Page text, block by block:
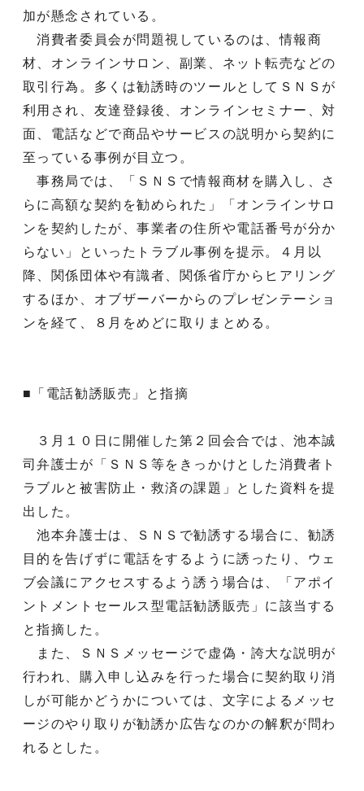
加が懸念されている。
消費者委員会が問題視しているのは、情報商
材、オンラインサロン、副業、ネット転売などの
取引行為。多くは勧誘時のツールとしてＳＮＳが
利用され、友達登録後、オンラインセミナー、対
面、電話などで商品やサービスの説明から契約に
至っている事例が目立つ。
事務局では、「ＳＮＳで情報商材を購入し、さ
らに高額な契約を勧められた」「オンラインサロ
ンを契約したが、事業者の住所や電話番号が分か
らない」といったトラブル事例を提示。４月以
降、関係団体や有識者、関係省庁からヒアリング
するほか、オブザーバーからのプレゼンテーショ
ンを経て、８月をめどに取りまとめる。
■「電話勧誘販売」と指摘
３月１０日に開催した第２回会合では、池本誠
司弁護士が「ＳＮＳ等をきっかけとした消費者ト
ラブルと被害防止・救済の課題」とした資料を提
出した。
池本弁護士は、ＳＮＳで勧誘する場合に、勧誘
目的を告げずに電話をするように誘ったり、ウェ
ブ会議にアクセスするよう誘う場合は、「アポイ
ントメントセールス型電話勧誘販売」に該当する
と指摘した。
また、ＳＮＳメッセージで虚偽・誇大な説明が
行われ、購入申し込みを行った場合に契約取り消
しが可能かどうかについては、文字によるメッセ
ージのやり取りが勧誘か広告なのかの解釈が問わ
れるとした。